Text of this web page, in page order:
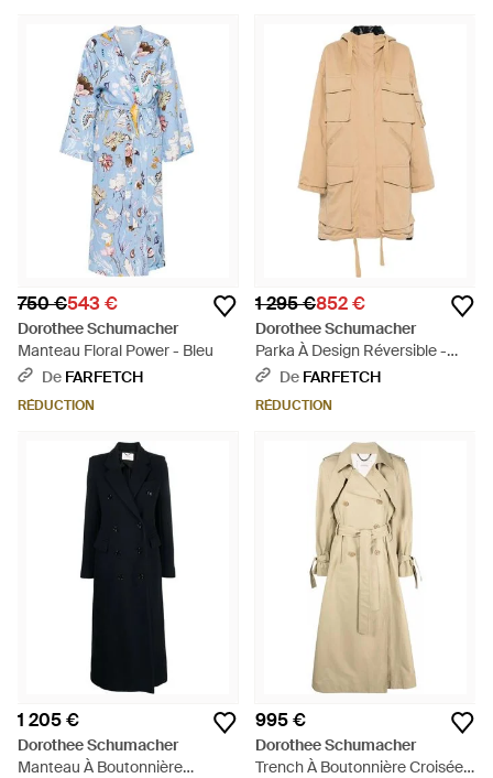
750 €543 €
Dorothee Schumacher
Manteau Floral Power - Bleu
De FARFETCH
RÉDUCTION
1 295 €852 €
Dorothee Schumacher
Parka À Design Réversible -
Neutre
De FARFETCH
RÉDUCTION
1 205 €
Dorothee Schumacher
Manteau À Boutonnière
995 €
Dorothee Schumacher
Trench À Boutonnière Croisée -